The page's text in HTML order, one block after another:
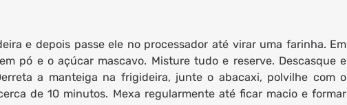
e depois passe ele no processador até virar uma farinha. Em
pó e o açúcar mascavo. Misture tudo e reserve. Descasque e
a manteiga na frigideira, junte o abacaxi, polvilhe com o
de 10 minutos. Mexa regularmente até ficar macio e formar